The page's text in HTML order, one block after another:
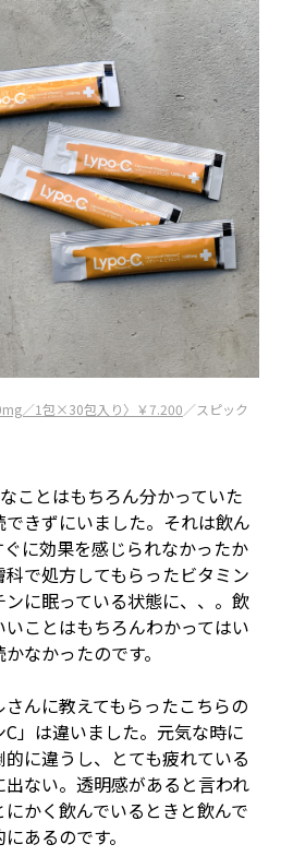
／1包×30包入り〉￥7.200／スピック
ことはもちろん分かっていた
きずにいました。それは飲ん
に効果を感じられなかったか
で処方してもらったビタミン
に眠っている状態に、、。飲
ことはもちろんわかってはい
なかったのです。
んに教えてもらったこちらの
C」は違いました。元気な時に
に違うし、とても疲れている
ない。透明感があると言われ
かく飲んでいるときと飲んで
あるのです。